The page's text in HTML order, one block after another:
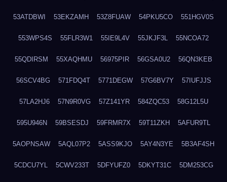
53ATDBWI 53EKZAMH 53Z8FUAW 54PKU5CO 551HGV0S
553WPS4S 55FLR3W1 55IE9L4V 55JKJF3L 55NCOA72
55QDIRSM 55XAQHMU 56975PIR 56GSA0U2 56QN3KEB
56SCV4BG 571FDQ4T 5771DEGW 57G6BV7Y 57IUFJJS
57LA2HJ6 57N9R0VG 57Z141YR 584ZQC53 58G12L5U
595U946N 59BSESDJ 59FRMR7X 59T11ZKH 5AFUR9TL
5AOPNSAW 5AQL07P2 5ASS9KJO 5AY4N3YE 5B3AF4SH
5CDCU7YL 5CWV233T 5DFYUFZ0 5DKYT31C 5DM253CG